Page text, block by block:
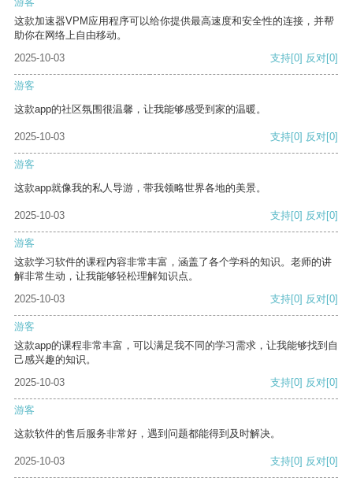
这款加速器VPM应用程序可以给你提供最高速度和安全性的连接，并帮
助你在网络上自由移动。
2025-10-03
支持[0] 反对[0]
游客
这款app的社区氛围很温馨，让我能够感受到家的温暖。
2025-10-03 支持[0] 反对[0]
游客
这款app就像我的私人导游，带我领略世界各地的美景。
2025-10-03 支持[0] 反对[0]
游客
这款学习软件的课程内容非常丰富，涵盖了各个学科的知识。老师的讲
解非常生动，让我能够轻松理解知识点。
2025-10-03
支持[0] 反对[0]
游客
这款app的课程非常丰富，可以满足我不同的学习需求，让我能够找到自
己感兴趣的知识。
2025-10-03
支持[0] 反对[0]
游客
这款软件的售后服务非常好，遇到问题都能得到及时解决。
2025-10-03 支持[0] 反对[0]